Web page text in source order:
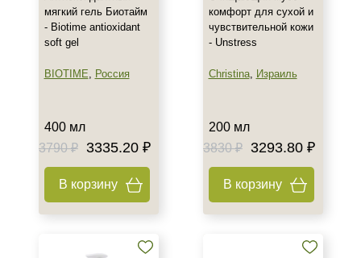
Ежедневный
мягкий гель Биотайм
- Biotime antioxidant
soft gel
BIOTIME, Россия
400 мл
3790 ₽
3335.20 ₽
В корзину
комфорт для сухой и
чувствительной кожи
- Unstress
Christina, Израиль
200 мл
3830 ₽
3293.80 ₽
В корзину